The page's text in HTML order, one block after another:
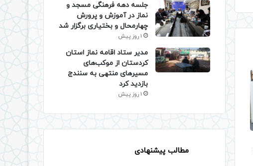
جلسه دهه فرهنگی مسجد و
نماز در آموزش و پرورش
چهارمحال و بختیاری برگزار شد
1 روز پیش
مدیر ستاد اقامه نماز استان
کردستان از موکب‌های
مسیرهای منتهی به سنندج
بازدید کرد
1 روز پیش
مطالب پیشنهادی